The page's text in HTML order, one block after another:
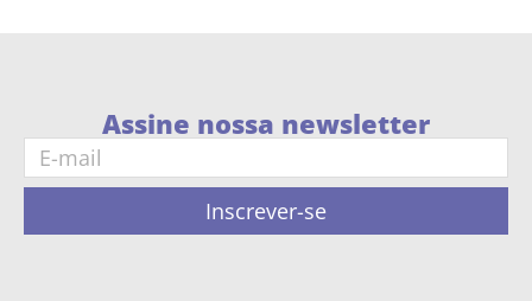
Assine nossa newsletter
Inscrever-se